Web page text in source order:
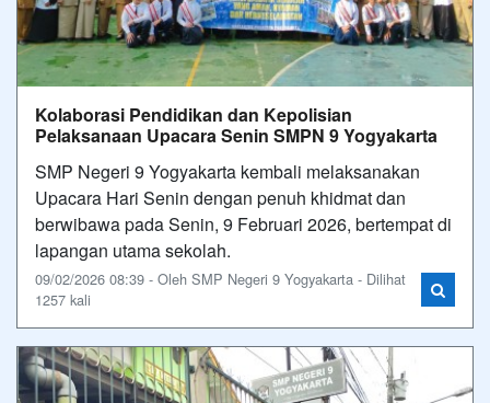
Kolaborasi Pendidikan dan Kepolisian
Pelaksanaan Upacara Senin SMPN 9 Yogyakarta
SMP Negeri 9 Yogyakarta kembali melaksanakan
Upacara Hari Senin dengan penuh khidmat dan
berwibawa pada Senin, 9 Februari 2026, bertempat di
lapangan utama sekolah.
09/02/2026 08:39 - Oleh SMP Negeri 9 Yogyakarta - Dilihat
1257 kali